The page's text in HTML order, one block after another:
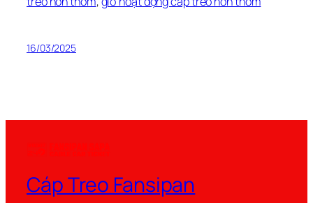
16/03/2025
Cáp Treo Fansipan